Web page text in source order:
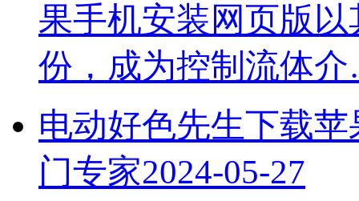
果手机安装网页版以
份，成为控制流体
电动好色先生下载苹
门专家2024-05-27